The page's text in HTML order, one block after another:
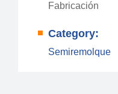
Fabricación
Category:
Semiremolque